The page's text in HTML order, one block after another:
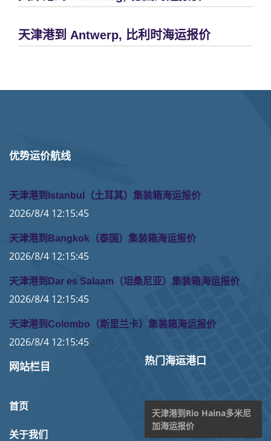
天津港到 Antwerp, 比利时海运报价
优势运价航线
天津港到Istanbul（土耳其）集装箱海运报价
2026/8/4 12:15:45
天津港到Bangkok（泰国）集装箱海运报价
2026/8/4 12:15:45
天津港到Dar es Salaam（坦桑尼亚）集装箱海运报价
2026/8/4 12:15:45
天津港到Colombo（斯里兰卡）集装箱海运报价
2026/8/4 12:15:45
网站栏目
首页
关于我们
热门海运港口
天津港到Rio Haina多米尼
加海运报价